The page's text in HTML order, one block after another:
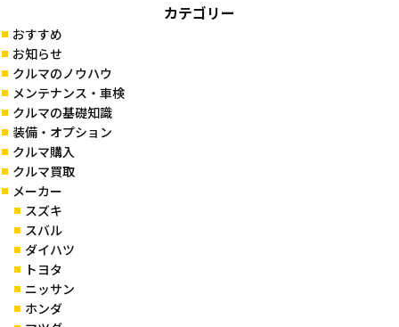
カテゴリー
おすすめ
お知らせ
クルマのノウハウ
メンテナンス・車検
クルマの基礎知識
装備・オプション
クルマ購入
クルマ買取
メーカー
スズキ
スバル
ダイハツ
トヨタ
ニッサン
ホンダ